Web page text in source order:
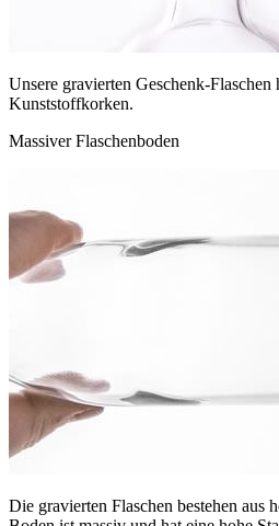
Unsere gravierten Geschenk-Flaschen
Kunststoffkorken.
Massiver Flaschenboden
Die gravierten Flaschen bestehen aus